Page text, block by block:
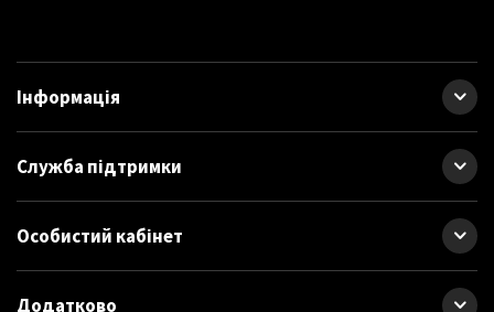
Інформація
Служба підтримки
Особистий кабінет
Додатково